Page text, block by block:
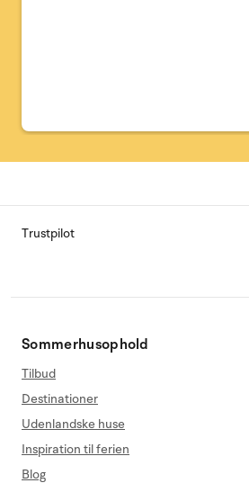
Trustpilot
Sommerhusophold
Tilbud
Destinationer
Udenlandske huse
Inspiration til ferien
Blog